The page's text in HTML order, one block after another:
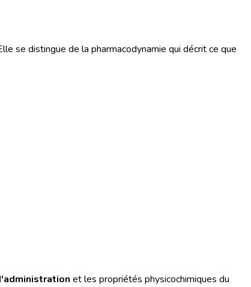
se distingue de la pharmacodynamie qui décrit ce que
et les propriétés physicochimiques du